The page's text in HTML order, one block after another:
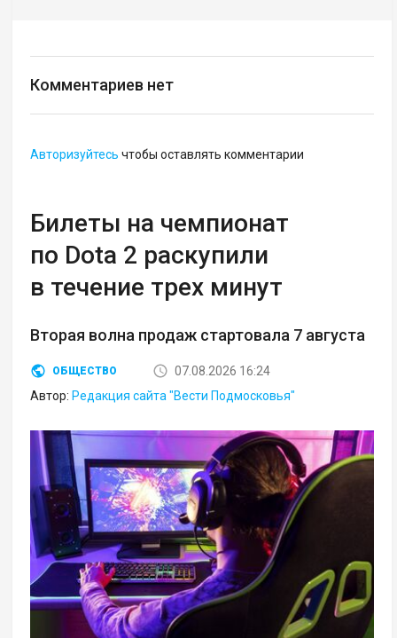
Комментариев нет
Авторизуйтесь чтобы оставлять комментарии
Билеты на чемпионат
по Dota 2 раскупили
в течение трех минут
Вторая волна продаж стартовала 7 августа
ОБЩЕСТВО
07.08.2026 16:24
Автор: Редакция сайта "Вести Подмосковья"